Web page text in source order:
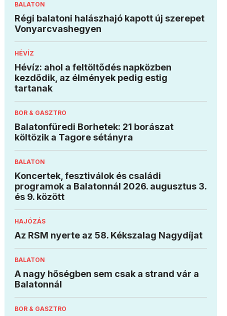
BALATON
Régi balatoni halászhajó kapott új szerepet
Vonyarcvashegyen
HÉVÍZ
Hévíz: ahol a feltöltődés napközben
kezdődik, az élmények pedig estig
tartanak
BOR & GASZTRO
Balatonfüredi Borhetek: 21 borászat
költözik a Tagore sétányra
BALATON
Koncertek, fesztiválok és családi
programok a Balatonnál 2026. augusztus 3.
és 9. között
HAJÓZÁS
Az RSM nyerte az 58. Kékszalag Nagydíjat
BALATON
A nagy hőségben sem csak a strand vár a
Balatonnál
BOR & GASZTRO